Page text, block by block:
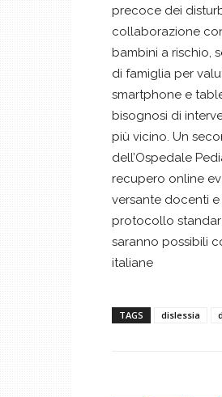
precoce dei
collaborazione
bambini a rischio,
di famiglia per
smartphone e
bisognosi di
più vicino. Un
dell’Ospedale
recupero online
versante docenti
protocollo
saranno possibili
italiane
TAGS dislessia